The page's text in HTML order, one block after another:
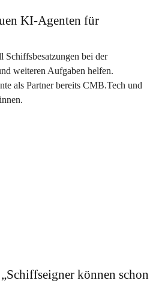
KI-Agenten für
bei der
weiteren Aufgaben helfen.
als Partner bereits CMB.Tech und
können schon